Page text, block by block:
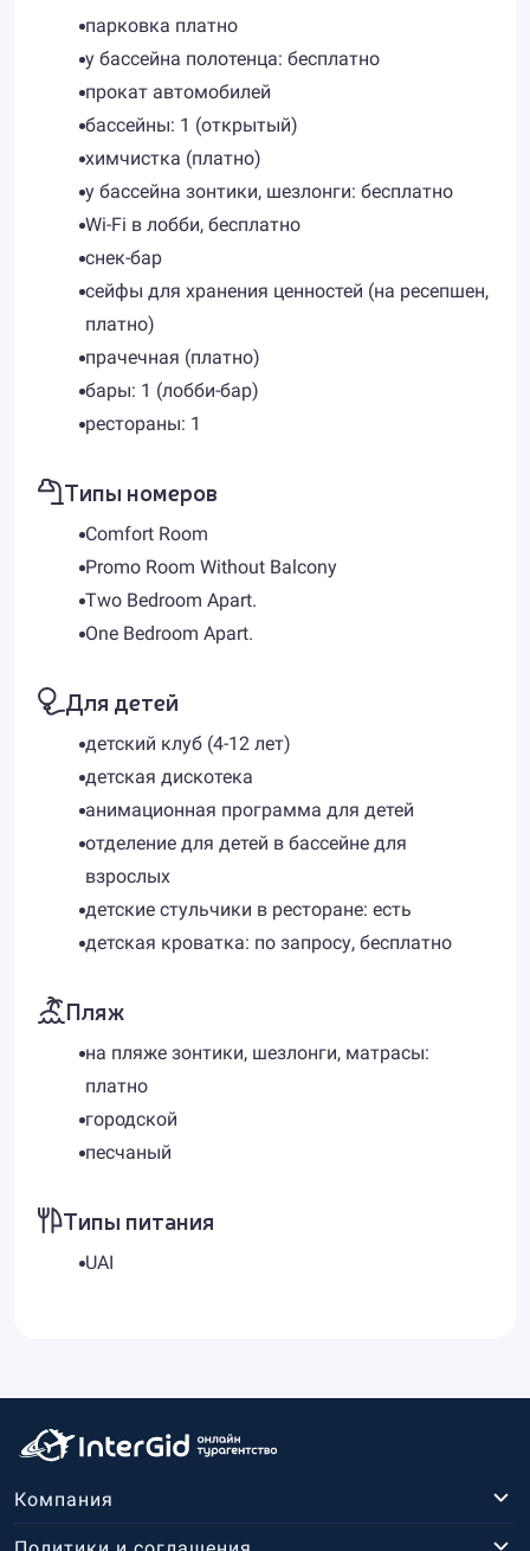
парковка платно
у бассейна полотенца: бесплатно
прокат автомобилей
бассейны: 1 (открытый)
химчистка (платно)
у бассейна зонтики, шезлонги: бесплатно
Wi-Fi в лобби, бесплатно
снек-бар
сейфы для хранения ценностей (на ресепшен,
платно)
прачечная (платно)
бары: 1 (лобби-бар)
рестораны: 1
Типы номеров
Comfort Room
Promo Room Without Balcony
Two Bedroom Apart.
One Bedroom Apart.
Для детей
детский клуб (4-12 лет)
детская дискотека
анимационная программа для детей
отделение для детей в бассейне для
взрослых
детские стульчики в ресторане: есть
детская кроватка: по запросу, бесплатно
Пляж
на пляже зонтики, шезлонги, матрасы:
платно
городской
песчаный
Типы питания
UAI
Компания